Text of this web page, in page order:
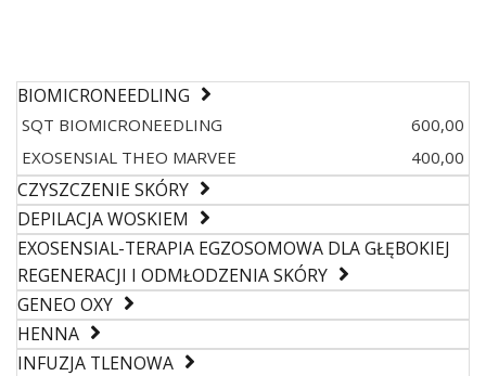
BIOMICRONEEDLING
SQT BIOMICRONEEDLING
600,00
EXOSENSIAL THEO MARVEE
400,00
CZYSZCZENIE SKÓRY
DEPILACJA WOSKIEM
EXOSENSIAL-TERAPIA EGZOSOMOWA DLA GŁĘBOKIEJ
REGENERACJI I ODMŁODZENIA SKÓRY
GENEO OXY
HENNA
INFUZJA TLENOWA